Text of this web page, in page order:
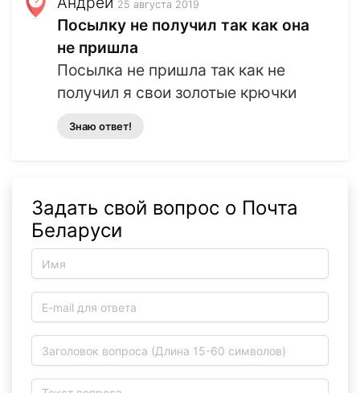
25 августа 2019
Посылку не получил так как она
не пришла
Посылка не пришла так как не
получил я свои золотые крючки
Знаю ответ!
Задать свой вопрос о Почта
Беларуси